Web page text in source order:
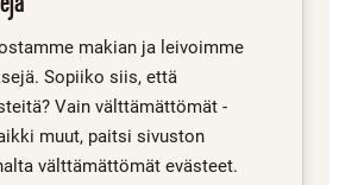
makian ja leivoimme
Sopiiko siis, että
Vain välttämättömät -
muut, paitsi sivuston
välttämättömät evästeet.